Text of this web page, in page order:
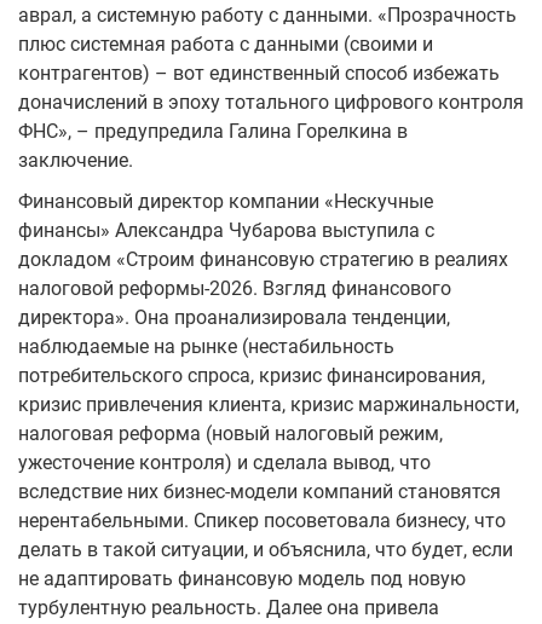
аврал, а системную работу с данными. «Прозрачность
плюс системная работа с данными (своими и
контрагентов) – вот единственный способ избежать
доначислений в эпоху тотального цифрового контроля
ФНС», – предупредила Галина Горелкина в
заключение.
Финансовый директор компании «Нескучные
финансы» Александра Чубарова выступила с
докладом «Строим финансовую стратегию в реалиях
налоговой реформы-2026. Взгляд финансового
директора». Она проанализировала тенденции,
наблюдаемые на рынке (нестабильность
потребительского спроса, кризис финансирования,
кризис привлечения клиента, кризис маржинальности,
налоговая реформа (новый налоговый режим,
ужесточение контроля) и сделала вывод, что
вследствие них бизнес-модели компаний становятся
нерентабельными. Спикер посоветовала бизнесу, что
делать в такой ситуации, и объяснила, что будет, если
не адаптировать финансовую модель под новую
турбулентную реальность. Далее она привела